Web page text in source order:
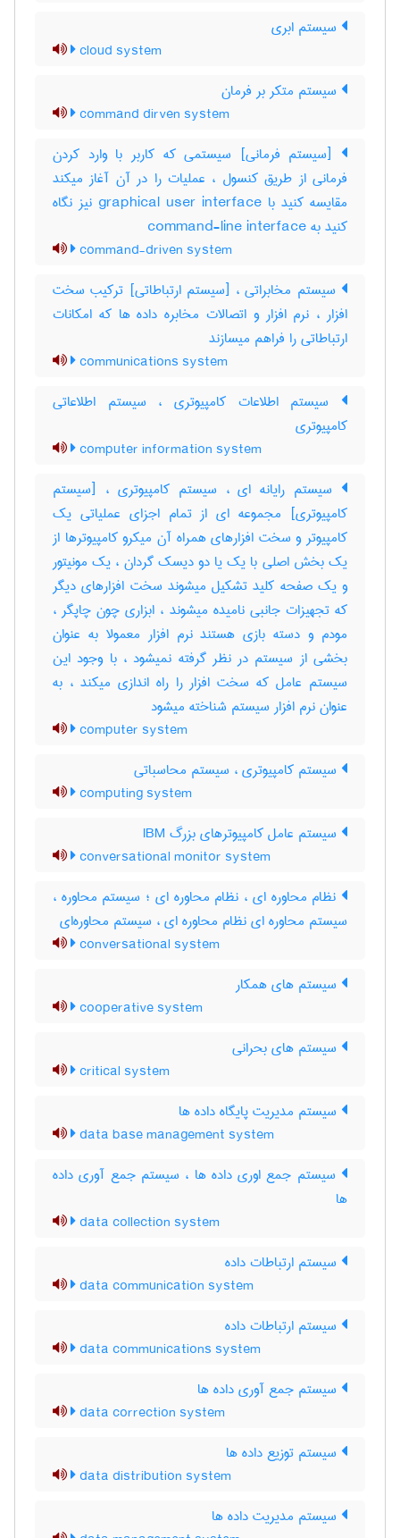
سیستم ابری
cloud system
سیستم متکر بر فرمان
command dirven system
[سیستم فرمانی] سیستمی که کاربر با وارد کردن
فرمانی از طریق کنسول ، عملیات را در آن آغاز میکند
مقایسه کنید با ‎graphical user interface نیز نگاه
کنید به ‎ command-line interface
command-driven system
سیستم مخابراتی ، [سیستم ارتباطاتی] ترکیب سخت
افزار ، نرم افزار و اتصالات مخابره داده ها که امکانات
ارتباطاتی را فراهم میسازند
communications system
سیستم اطلاعات کامپیوتری ، سیستم اطلاعاتی
کامپیوتری
computer information system
سیستم رایانه ای ، سیستم کامپیوتری ، [سیستم
کامپیوتری] مجموعه ای از تمام اجزای عملیاتی یک
کامپیوتر و سخت افزارهای همراه آن میکرو کامپیوترها از
یک بخش اصلی با یک یا دو دیسک گردان ، یک مونیتور
و یک صفحه کلید تشکیل میشوند سخت افزارهای دیگر
که تجهیزات جانبی نامیده میشوند ، ابزاری چون چاپگر ،
مودم و دسته بازی هستند نرم افزار معمولا به عنوان
بخشی از سیستم در نظر گرفته نمیشود ، با وجود این
سیستم عامل که سخت افزار را راه اندازی میکند ، به
عنوان نرم افزار سیستم شناخته میشود
computer system
سیستم کامپیوتری ، سیستم محاسباتی
computing system
سیستم عامل کامپیوترهای بزرگ IBM
conversational monitor system
نظام محاوره ای ، نظام محاوره ای ؛ سیستم محاوره ،
سیستم محاوره ای نظام محاوره ای ، سیستم محاوره‌ای
conversational system
سیستم های همکار
cooperative system
سیستم های بحرانی
critical system
سیستم مدیریت پایگاه داده ها
data base management system
سیستم جمع اوری داده ها ، سیستم جمع آوری داده
ها
data collection system
سیستم ارتباطات داده
data communication system
سیستم ارتباطات داده
data communications system
سیستم جمع آوری داده ها
data correction system
سیستم توزیع داده ها
data distribution system
سیستم مدیریت داده ها